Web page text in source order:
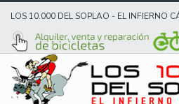
LOS 10.000 DEL SOPLAO - EL INFIERNO